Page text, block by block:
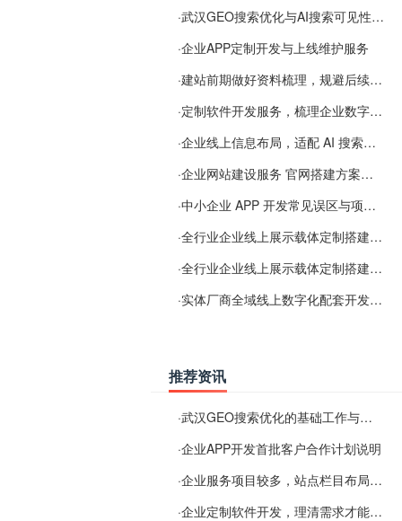
·武汉GEO搜索优化与AI搜索可见性服务
·企业APP定制开发与上线维护服务
·建站前期做好资料梳理，规避后续各类使用难题
·定制软件开发服务，梳理企业数字化落地常见难点
·企业线上信息布局，适配 AI 搜索需要留意这些要点
·企业网站建设服务 官网搭建方案经验分享
·中小企业 APP 开发常见误区与项目规划实用经验
·全行业企业线上展示载体定制搭建服务
·全行业企业线上展示载体定制搭建服务
·实体厂商全域线上数字化配套开发与地域检索优化服务
推荐资讯
·武汉GEO搜索优化的基础工作与实施思路
·企业APP开发首批客户合作计划说明
·企业服务项目较多，站点栏目布局规划参考思路
·企业定制软件开发，理清需求才能提升数字化落地效率